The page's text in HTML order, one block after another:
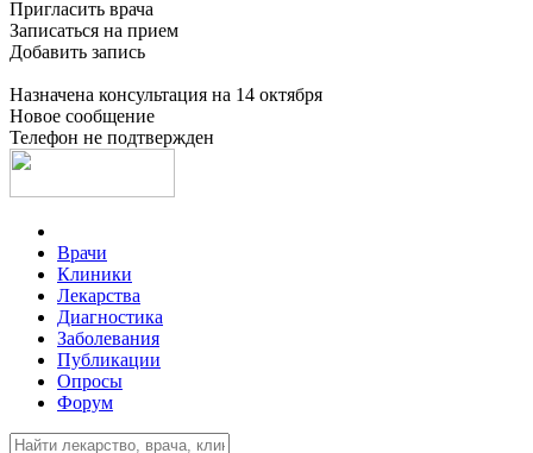
Пригласить врача
Записаться на прием
Добавить запись
Назначена консультация на 14 октября
Новое сообщение
Телефон не подтвержден
Врачи
Клиники
Лекарства
Диагностика
Заболевания
Публикации
Опросы
Форум